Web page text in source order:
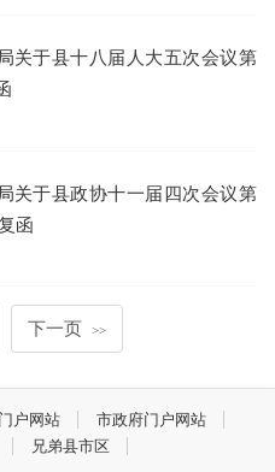
关于县十八届人大五次会议第
关于县政协十一届四次会议第
函
下一页 >>
户网站
市政府门户网站
兄弟县市区